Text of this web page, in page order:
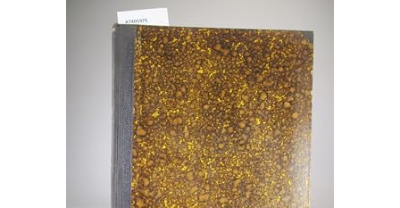
CLOSE